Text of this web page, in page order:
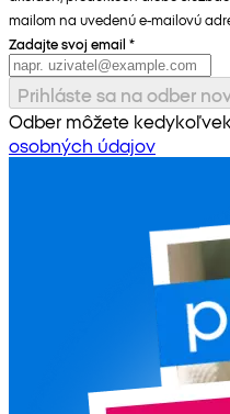
mailom na uvedenú e-mailovú
Zadajte svoj email *
Prihláste sa na odber
Odber môžete
osobných údajov